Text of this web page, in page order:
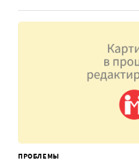
ПРОБЛЕМЫ